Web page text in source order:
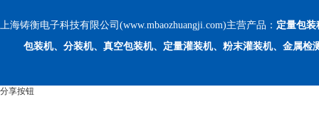
上海铸衡电子科技有限公司(www.mbaozhuangji.com)主营产品： 定量包装
包装机、分装机、真空包装机、定量灌装机、粉末灌装机、金属检
分享按钮